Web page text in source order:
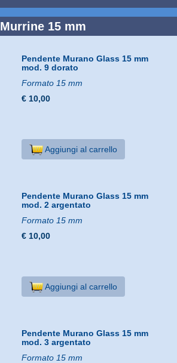
Murrine 15 mm
Pendente Murano Glass 15 mm
mod. 9 dorato
Formato 15 mm
€ 10,00
Aggiungi al carrello
Pendente Murano Glass 15 mm
mod. 2 argentato
Formato 15 mm
€ 10,00
Aggiungi al carrello
Pendente Murano Glass 15 mm
mod. 3 argentato
Formato 15 mm